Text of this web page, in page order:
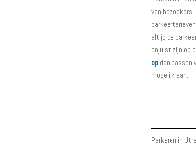
van bezoekers.
altijd de
onjuist zijn op
op dan passen
mogelijk aan.
Parkeren in